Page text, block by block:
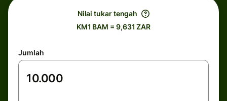
Nilai tukar tengah
KM1 BAM = 9,631 ZAR
Jumlah